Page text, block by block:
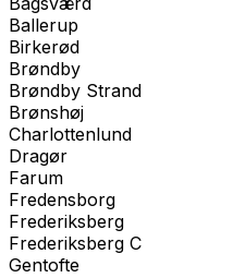
Ballerup
Birkerød
Brøndby
Brøndby Strand
Brønshøj
Charlottenlund
Dragør
Farum
Fredensborg
Frederiksberg
Frederiksberg C
Gentofte